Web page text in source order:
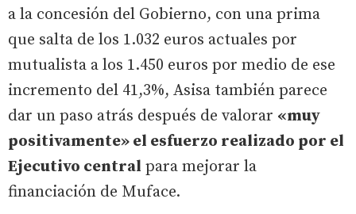
a la concesión del Gobierno, con una prima
que salta de los 1.032 euros actuales por
mutualista a los 1.450 euros por medio de ese
incremento del 41,3%, Asisa también parece
dar un paso atrás después de valorar «muy
positivamente» el esfuerzo realizado por el
Ejecutivo central para mejorar la
financiación de Muface.